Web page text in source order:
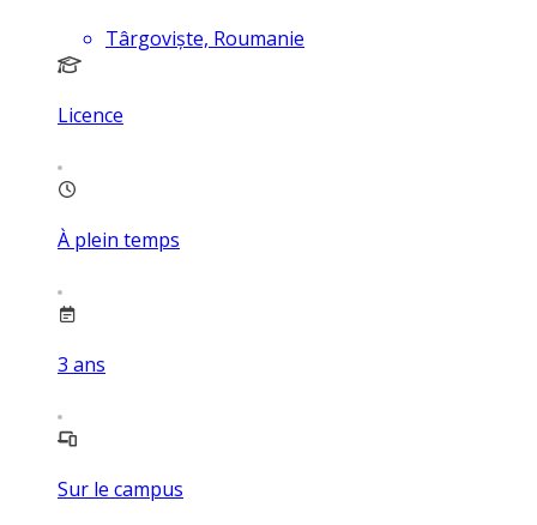
Târgoviște, Roumanie
Licence
À plein temps
3 ans
Sur le campus